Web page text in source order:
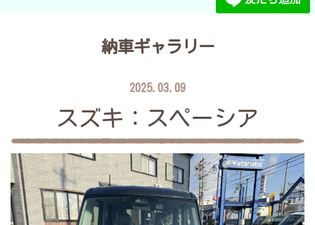
納車ギャラリー
2025.03.09
スズキ：スペーシア